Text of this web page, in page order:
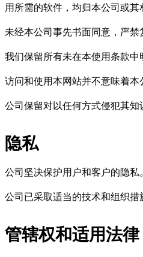
用所需的软件，均归本公司或
未经本公司事先书面同意，严
我们保留所有未在本使用条款中
访问和使用本网站并不意味着本
公司保留对以任何方式侵犯其知
隐私
公司坚决保护用户和客户的隐
公司已采取适当的技术和组织措
管辖权和适用法律